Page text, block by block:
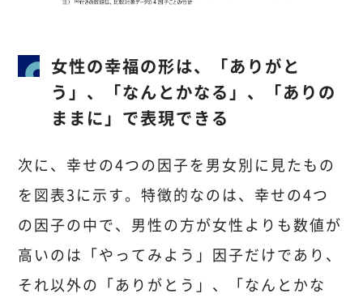
女性の幸福の形は、「ありがと
う」、「なんとかなる」、「ありの
ままに」で表現できる
次に、幸せの4つの因子を男女別に見たもの
を図表3に示す。特徴的なのは、幸せの4つ
の因子の中で、男性の方が女性よりも数値が
高いのは「やってみよう」因子だけであり、
それ以外の「ありがとう」、「なんとかな